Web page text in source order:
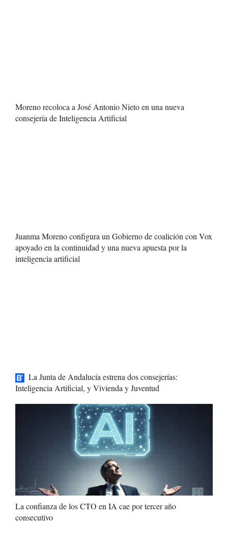
Moreno recoloca a José Antonio Nieto en una nueva
consejería de Inteligencia Artificial
Juanma Moreno configura un Gobierno de coalición con Vox
apoyado en la continuidad y una nueva apuesta por la
inteligencia artificial
La Junta de Andalucía estrena dos consejerías:
Inteligencia Artificial, y Vivienda y Juventud
La confianza de los CTO en IA cae por tercer año
consecutivo